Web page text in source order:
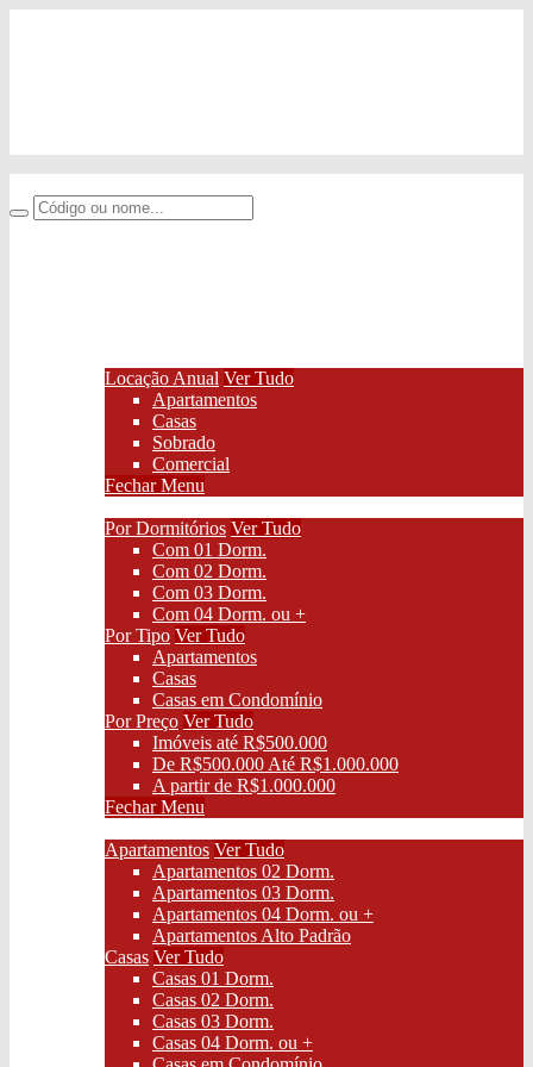
Locação Anual Ver Tudo
Apartamentos
Casas
Sobrado
Comercial
Fechar Menu
Por Dormitórios Ver Tudo
Com 01 Dorm.
Com 02 Dorm.
Com 03 Dorm.
Com 04 Dorm. ou +
Por Tipo Ver Tudo
Apartamentos
Casas
Casas em Condomínio
Por Preço Ver Tudo
Imóveis até R$500.000
De R$500.000 Até R$1.000.000
A partir de R$1.000.000
Fechar Menu
Apartamentos Ver Tudo
Apartamentos 02 Dorm.
Apartamentos 03 Dorm.
Apartamentos 04 Dorm. ou +
Apartamentos Alto Padrão
Casas Ver Tudo
Casas 01 Dorm.
Casas 02 Dorm.
Casas 03 Dorm.
Casas 04 Dorm. ou +